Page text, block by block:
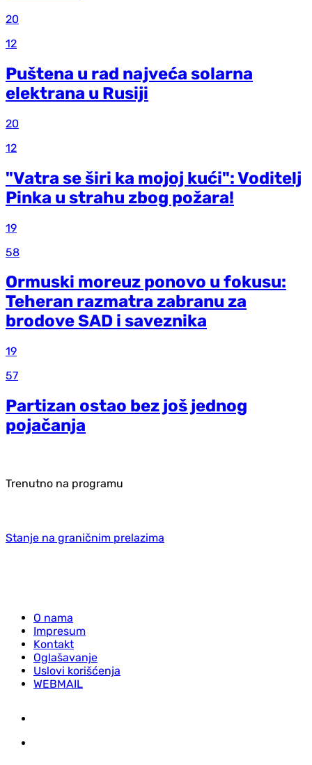
20
12
Puštena u rad najveća solarna
elektrana u Rusiji
20
12
"Vatra se širi ka mojoj kući": Voditelj
Pinka u strahu zbog požara!
19
58
Ormuski moreuz ponovo u fokusu:
Teheran razmatra zabranu za
brodove SAD i saveznika
19
57
Partizan ostao bez još jednog
pojačanja
Trenutno na programu
Stanje na graničnim prelazima
O nama
Impresum
Kontakt
Oglašavanje
Uslovi korišćenja
WEBMAIL